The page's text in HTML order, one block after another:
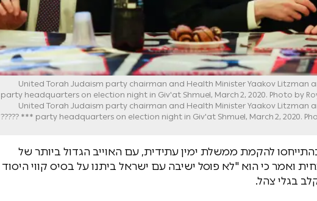
United Torah Judaism party chairman and Health Minister Yaakov
party headquarters on election night in Giv'at Shmuel, March 2, 2020. Photo by
United Torah Judaism party chairman and Health Minister Yaakov
party headquarters on election night in Giv'at Shmuel, March 2, 2020. Photo by Roy Alima/Flash90 *** Local Caption *** ?????
להקמת ממשלת ימין עתידית, עם האוייב הגדול ביותר של
ואמר כי הוא "לא פוסל ישיבה עם ישראל ביתנו על בסיס קווי היסוד